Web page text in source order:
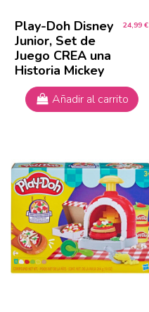
Play-Doh Disney
Junior, Set de
Juego CREA una
Historia Mickey
24,99 €
Añadir al carrito